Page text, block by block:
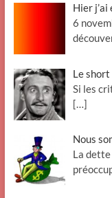
Hier
6
Le short
Si les
[…]
Nous
La